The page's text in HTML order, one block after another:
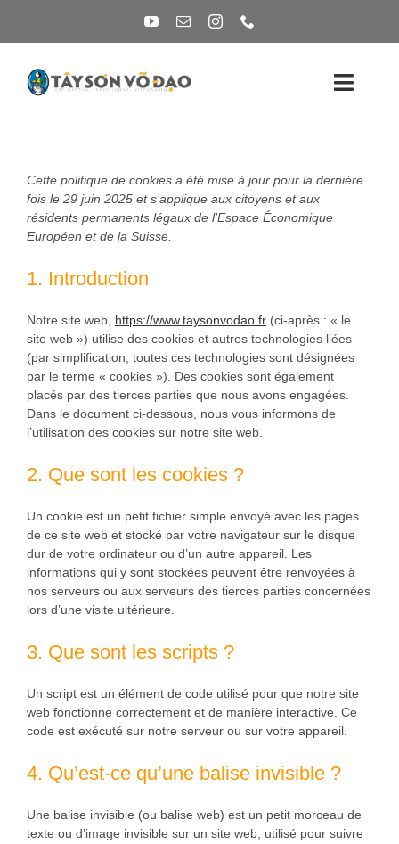
OÙ S’ENTRAINER ?
ACTUALITÉS
Cette politique de cookies a été mise à jour pour la dernière
fois le 29 juin 2025 et s’applique aux citoyens et aux
résidents permanents légaux de l’Espace Économique
Européen et de la Suisse.
1. Introduction
Notre site web, https://www.taysonvodao.fr (ci-après : « le
site web ») utilise des cookies et autres technologies liées
(par simplification, toutes ces technologies sont désignées
par le terme « cookies »). Des cookies sont également
placés par des tierces parties que nous avons engagées.
Dans le document ci-dessous, nous vous informons de
l’utilisation des cookies sur notre site web.
2. Que sont les cookies ?
Un cookie est un petit fichier simple envoyé avec les pages
de ce site web et stocké par votre navigateur sur le disque
dur de votre ordinateur ou d’un autre appareil. Les
informations qui y sont stockées peuvent être renvoyées à
nos serveurs ou aux serveurs des tierces parties concernées
lors d’une visite ultérieure.
3. Que sont les scripts ?
Un script est un élément de code utilisé pour que notre site
web fonctionne correctement et de manière interactive. Ce
code est exécuté sur notre serveur ou sur votre appareil.
4. Qu’est-ce qu’une balise invisible ?
Une balise invisible (ou balise web) est un petit morceau de
texte ou d’image invisible sur un site web, utilisé pour suivre